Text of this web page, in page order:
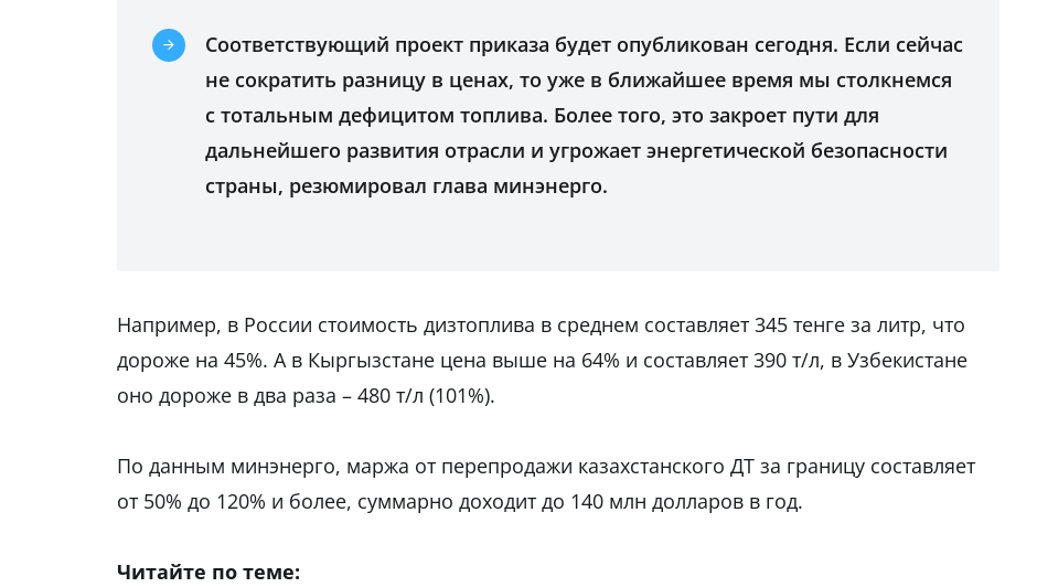
Соответствующий проект приказа будет опубликован сегодня. Если сейчас
не сократить разницу в ценах, то уже в ближайшее время мы столкнемся
с тотальным дефицитом топлива. Более того, это закроет пути для
дальнейшего развития отрасли и угрожает энергетической безопасности
страны, резюмировал глава минэнерго.
Например, в России стоимость дизтоплива в среднем составляет 345 тенге за литр, что
дороже на 45%. А в Кыргызстане цена выше на 64% и составляет 390 т/л, в Узбекистане
оно дороже в два раза – 480 т/л (101%).
По данным минэнерго, маржа от перепродажи казахстанского ДТ за границу составляет
от 50% до 120% и более, суммарно доходит до 140 млн долларов в год.
Читайте по теме: